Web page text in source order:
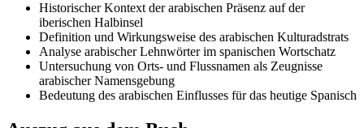
Historischer Kontext der arabischen Präsenz auf der
iberischen Halbinsel
Definition und Wirkungsweise des arabischen Kulturadstrats
Analyse arabischer Lehnwörter im spanischen Wortschatz
Untersuchung von Orts- und Flussnamen als Zeugnisse
arabischer Namensgebung
Bedeutung des arabischen Einflusses für das heutige Spanisch